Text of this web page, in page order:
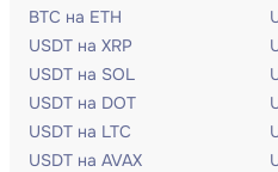
BTC на ETH
USDT на XRP
USDT на SOL
USDT на DOT
USDT на LTC
USDT на AVAX